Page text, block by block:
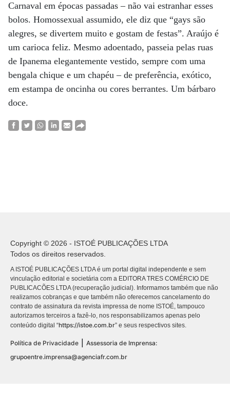
Carnaval em épocas passadas – não vai estranhar esses
bolos. Homossexual assumido, ele diz que “gays são
alegres, se divertem muito e gostam de festas”. Araújo é
um carioca feliz. Mesmo adoentado, passeia pelas ruas
de Ipanema elegantemente vestido, sempre com uma
bengala chique e um chapéu – de preferência, exótico,
em estampa de oncinha ou cores berrantes. Um bárbaro
doce.
Copyright © 2026 - ISTOÉ PUBLICAÇÕES LTDA
Todos os direitos reservados.
A ISTOÉ PUBLICAÇÕES LTDA é um portal digital independente e sem
vinculação editorial e societária com a EDITORA TRES COMÉRCIO DE
PUBLICACÕES LTDA (recuperação judicial). Informamos também que não
realizamos cobranças e que também não oferecemos cancelamento do
contrato de assinatura da revista impressa de nome ISTOÉ, tampouco
autorizamos terceiros a fazê-lo, nos responsabilizamos apenas pelo
conteúdo digital “https://istoe.com.br” e seus respectivos sites.
Política de Privacidade
Assessoria de Imprensa:
grupoentre.imprensa@agenciafr.com.br